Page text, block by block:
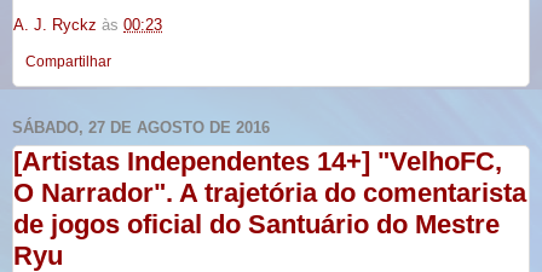
A. J. Ryckz às 00:23
Compartilhar
SÁBADO, 27 DE AGOSTO DE 2016
[Artistas Independentes 14+] "VelhoFC,
O Narrador". A trajetória do comentarista
de jogos oficial do Santuário do Mestre
Ryu